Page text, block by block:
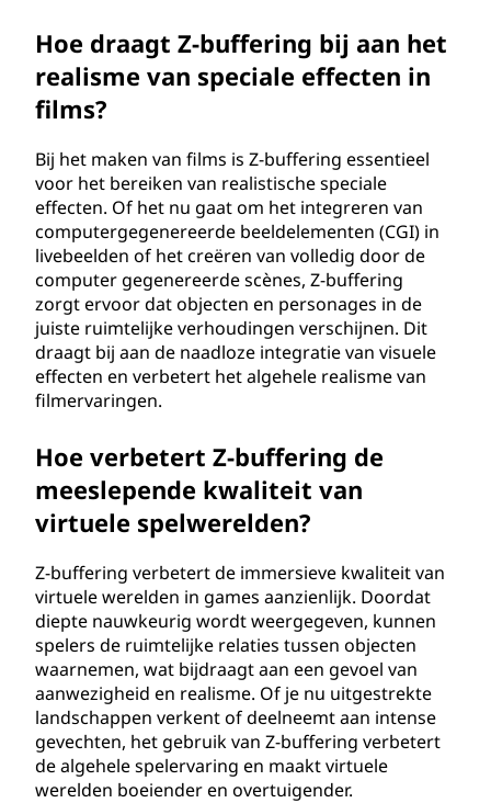
Hoe draagt Z-buffering bij aan het
realisme van speciale effecten in
films?
Bij het maken van films is Z-buffering essentieel
voor het bereiken van realistische speciale
effecten. Of het nu gaat om het integreren van
computergegenereerde beeldelementen (CGI) in
livebeelden of het creëren van volledig door de
computer gegenereerde scènes, Z-buffering
zorgt ervoor dat objecten en personages in de
juiste ruimtelijke verhoudingen verschijnen. Dit
draagt bij aan de naadloze integratie van visuele
effecten en verbetert het algehele realisme van
filmervaringen.
Hoe verbetert Z-buffering de
meeslepende kwaliteit van
virtuele spelwerelden?
Z-buffering verbetert de immersieve kwaliteit van
virtuele werelden in games aanzienlijk. Doordat
diepte nauwkeurig wordt weergegeven, kunnen
spelers de ruimtelijke relaties tussen objecten
waarnemen, wat bijdraagt aan een gevoel van
aanwezigheid en realisme. Of je nu uitgestrekte
landschappen verkent of deelneemt aan intense
gevechten, het gebruik van Z-buffering verbetert
de algehele spelervaring en maakt virtuele
werelden boeiender en overtuigender.